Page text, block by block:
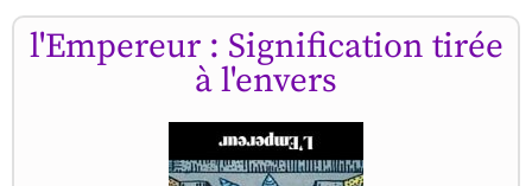
l'Empereur : Signification tirée
à l'envers